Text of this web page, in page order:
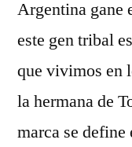
Argentina gane
este gen tribal
que vivimos en
la hermana de
marca se